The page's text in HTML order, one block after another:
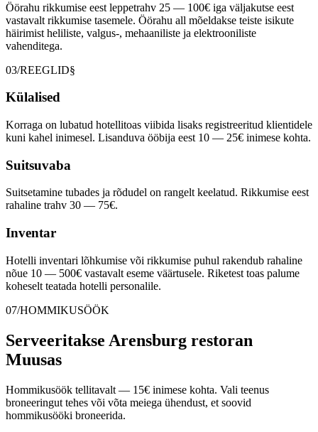
Öörahu rikkumise eest leppetrahv 25 — 100€ iga väljakutse eest
vastavalt rikkumise tasemele. Öörahu all mõeldakse teiste isikute
häirimist heliliste, valgus-, mehaaniliste ja elektrooniliste
vahenditega.
03/REEGLID§
Külalised
Korraga on lubatud hotellitoas viibida lisaks registreeritud klientidele
kuni kahel inimesel. Lisanduva ööbija eest 10 — 25€ inimese kohta.
Suitsuvaba
Suitsetamine tubades ja rõdudel on rangelt keelatud. Rikkumise eest
rahaline trahv 30 — 75€.
Inventar
Hotelli inventari lõhkumise või rikkumise puhul rakendub rahaline
nõue 10 — 500€ vastavalt eseme väärtusele. Riketest toas palume
koheselt teatada hotelli personalile.
07/HOMMIKUSÖÖK
Serveeritakse Arensburg restoran
Muusas
Hommikusöök tellitavalt — 15€ inimese kohta. Vali teenus
broneeringut tehes või võta meiega ühendust, et soovid
hommikusööki broneerida.